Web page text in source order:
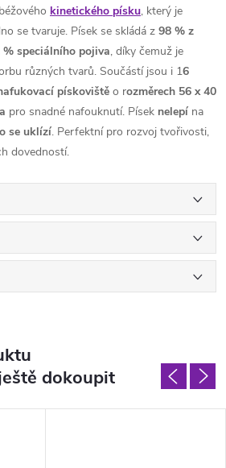
kinetického písku, který je
se tvaruje. Písek se skládá z 98 % z
speciálního pojiva, díky čemuž je
různých tvarů. Součástí jsou i 16
pískoviště o rozměrech 56 x 40
pro snadné nafouknutí. Písek nelepí na
se uklízí. Perfektní pro rozvoj tvořivosti,
dovedností.
dokoupit